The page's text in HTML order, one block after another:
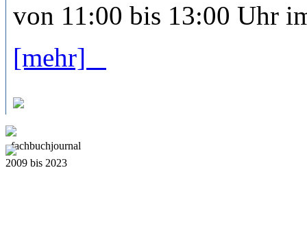
von 11:00 bis 13:00 Uhr
[mehr]
fachbuchjournal
2009 bis 2023